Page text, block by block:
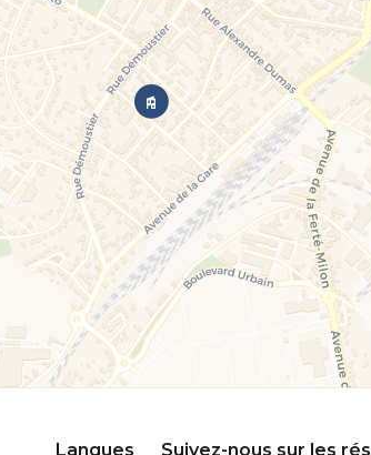
Langues Suivez-nous sur les